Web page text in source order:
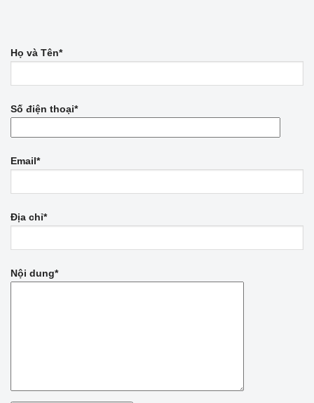
Họ và Tên*
Số điện thoại*
Email*
Địa chỉ*
Nội dung*